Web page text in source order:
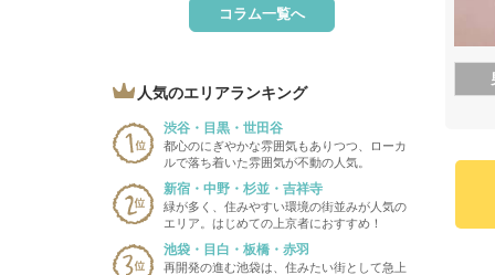
コラム一覧へ
人気のエリアランキング
渋谷・目黒・世田谷
都心のにぎやかな雰囲気もありつつ、ローカ
ルで落ち着いた雰囲気が不動の人気。
新宿・中野・杉並・吉祥寺
緑が多く、住みやすい環境の街並みが人気の
エリア。はじめての上京者におすすめ！
池袋・目白・板橋・赤羽
再開発の進む池袋は、住みたい街として急上